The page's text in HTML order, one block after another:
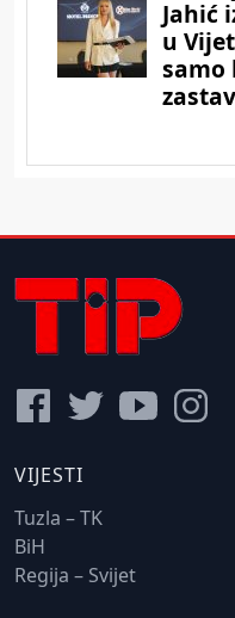
VIJESTI
Tuzla – TK
BiH
Regija – Svijet